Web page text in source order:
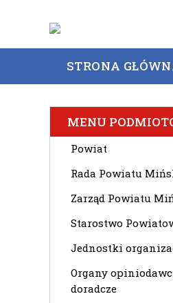
STRONA
MENU
Powiat
Rada Powiatu
Zarząd Powiatu
Starostwo
Jednostki
Organy
doradcze